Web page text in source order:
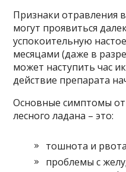
Признаки отравления
могут проявиться
успокоительную
месяцами (даже в
может наступить час
действие препарата
Основные симптомы
лесного ладана – это:
тошнота и
проблемы с